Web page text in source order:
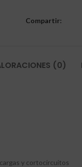
Compartir:
(0)
y cortocircuitos